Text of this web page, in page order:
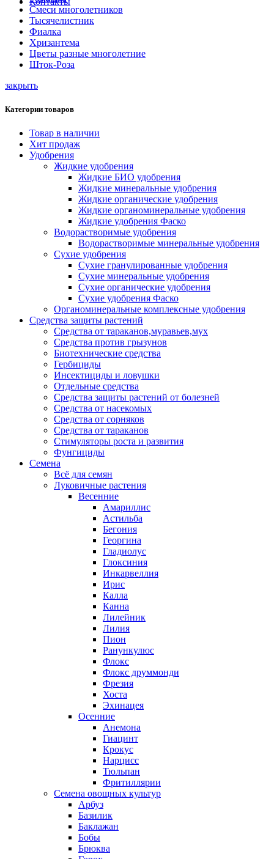
Смеси многолетников
Тысячелистник
Фиалка
Хризантема
Цветы разные многолетние
Шток-Роза
закрыть
Категории товаров
Товар в наличии
Хит продаж
Удобрения
Жидкие удобрения
Жидкие БИО удобрения
Жидкие минеральные удобрения
Жидкие органические удобрения
Жидкие органоминеральные удобрения
Жидкие удобрения Фаско
Водорастворимые удобрения
Водорастворимые минеральные удобрения
Сухие удобрения
Сухие гранулированные удобрения
Сухие минеральные удобрения
Сухие органические удобрения
Сухие удобрения Фаско
Органоминеральные комплексные удобрения
Средства защиты растений
Средства от тараканов,муравьев,мух
Средства против грызунов
Биотехнические средства
Гербициды
Инсектициды и ловушки
Отдельные средства
Средства защиты растений от болезней
Средства от насекомых
Средства от сорняков
Средства от тараканов
Стимуляторы роста и развития
Фунгициды
Семена
Всё для семян
Луковичные растения
Весенние
Амариллис
Астильба
Бегония
Георгина
Гладиолус
Глоксиния
Инкарвеллия
Ирис
Калла
Канна
Лилейник
Лилия
Пион
Ранункулюс
Флокс
Флокс друммонди
Фрезия
Хоста
Эхинацея
Осенние
Анемона
Гиацинт
Крокус
Нарцисс
Тюльпан
Фритиллярии
Семена овощных культур
Арбуз
Базилик
Баклажан
Бобы
Брюква